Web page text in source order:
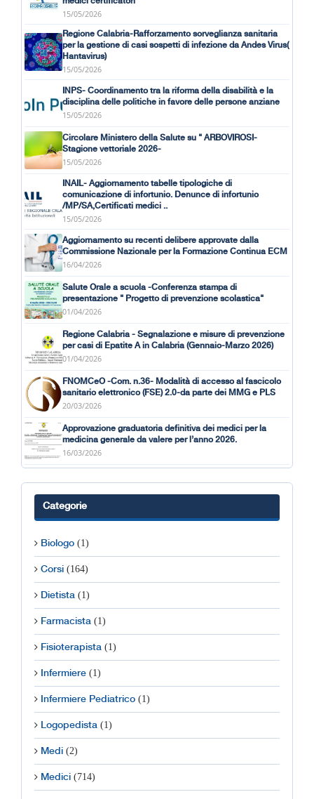
15/05/2026
Regione Calabria-Rafforzamento sorveglianza sanitaria
per la gestione di casi sospetti di infezione da Andes Virus(
Hantavirus)
15/05/2026
INPS- Coordinamento tra la riforma della disabilità e la
disciplina delle politiche in favore delle persone anziane
15/05/2026
Circolare Ministero della Salute su " ARBOVIROSI-
Stagione vettoriale 2026-
15/05/2026
INAIL- Aggiornamento tabelle tipologiche di
comunicazione di infortunio. Denunce di infortunio
/MP/SA,Certificati medici ..
15/05/2026
Aggiornamento su recenti delibere approvate dalla
Commissione Nazionale per la Formazione Continua ECM
16/04/2026
Salute Orale a scuola -Conferenza stampa di
presentazione " Progetto di prevenzione scolastica"
01/04/2026
Regione Calabria - Segnalazione e misure di prevenzione
per casi di Epatite A in Calabria (Gennaio-Marzo 2026)
01/04/2026
FNOMCeO -Com. n.36- Modalità di accesso al fascicolo
sanitario elettronico (FSE) 2.0-da parte dei MMG e PLS
20/03/2026
Approvazione graduatoria definitiva dei medici per la
medicina generale da valere per l’anno 2026.
16/03/2026
Categorie
Biologo (1)
Corsi (164)
Dietista (1)
Farmacista (1)
Fisioterapista (1)
Infermiere (1)
Infermiere Pediatrico (1)
Logopedista (1)
Medi (2)
Medici (714)